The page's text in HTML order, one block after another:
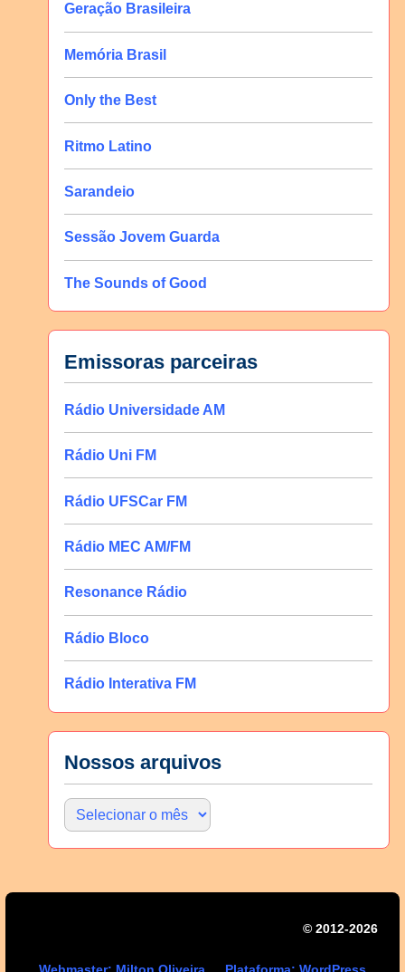
Geração Brasileira
Memória Brasil
Only the Best
Ritmo Latino
Sarandeio
Sessão Jovem Guarda
The Sounds of Good
Emissoras parceiras
Rádio Universidade AM
Rádio Uni FM
Rádio UFSCar FM
Rádio MEC AM/FM
Resonance Rádio
Rádio Bloco
Rádio Interativa FM
Nossos arquivos
© 2012-2026 |